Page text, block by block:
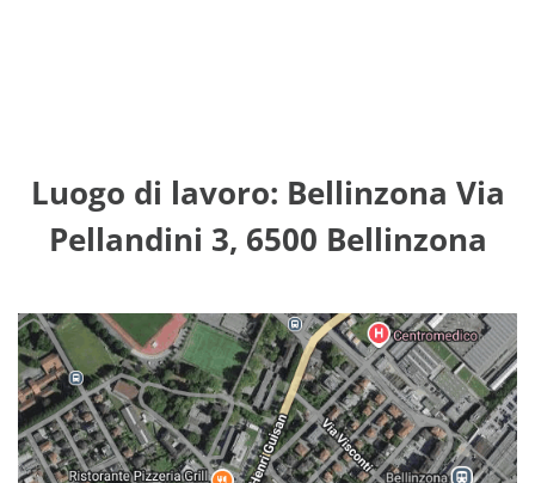
Luogo di lavoro: Bellinzona Via
Pellandini 3, 6500 Bellinzona